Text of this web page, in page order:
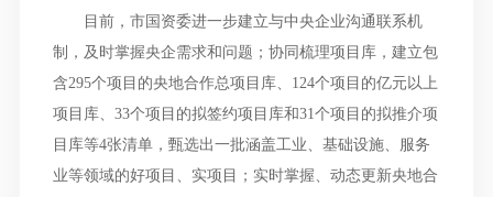
目前，市国资委进一步建立与中央企业沟通联系机
制，及时掌握央企需求和问题；协同梳理项目库，建立包
含295个项目的央地合作总项目库、124个项目的亿元以上
项目库、33个项目的拟签约项目库和31个项目的拟推介项
目库等4张清单，甄选出一批涵盖工业、基础设施、服务
业等领域的好项目、实项目；实时掌握、动态更新央地合